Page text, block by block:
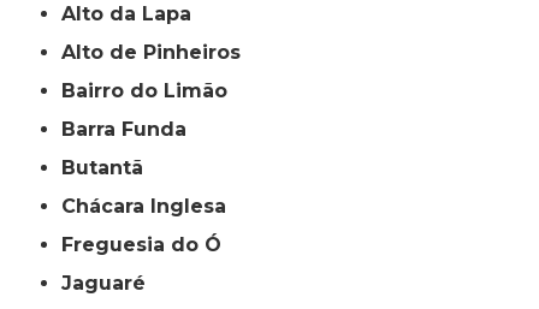
Alto da Lapa
Alto de Pinheiros
Bairro do Limão
Barra Funda
Butantã
Chácara Inglesa
Freguesia do Ó
Jaguaré